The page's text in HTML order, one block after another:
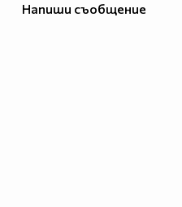
Напиши съобщение